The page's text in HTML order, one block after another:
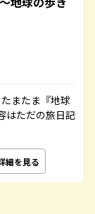
またま『地球
はただの旅日記
細を見る